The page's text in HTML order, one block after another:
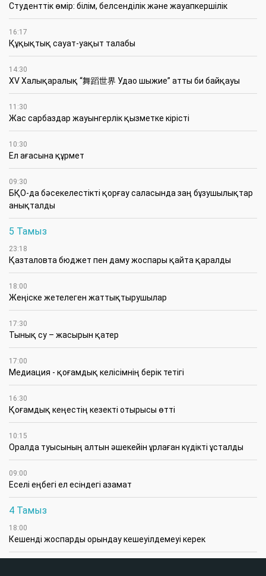
Студенттік өмір: білім, белсенділік және жауапкершілік
16:17
Құқықтық сауат-уақыт талабы
14:30
XV Халықаралық “舞蹈世界 Удао шыжие” атты би байқауы
11:30
Жас сарбаздар жауынгерлік қызметке кірісті
10:30
Ел ағасына құрмет
09:30
БҚО-да бәсекелестікті қорғау саласында заң бұзушылықтар
анықталды
5 Тамыз
23:18
Қазталовта бюджет пен даму жоспары қайта қаралды
18:00
Жеңіске жетелеген жаттықтырушылар
17:30
Тынық су – жасырын қатер
17:00
Медиация - қоғамдық келісімнің берік тетігі
16:30
Қоғамдық кеңестің кезекті отырысы өтті
10:15
Оралда туысының алтын әшекейін ұрлаған күдікті ұсталды
09:00
Еселі еңбегі ел есіндегі азамат
4 Тамыз
18:00
Кешенді жоспарды орындау кешеуілдемеуі керек